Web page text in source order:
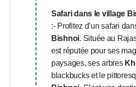
Safari dans le village
:- Profitez d’un safari
Bishnoi. Située au
est réputée pour ses
paysages, ses arbres
blackbucks et le